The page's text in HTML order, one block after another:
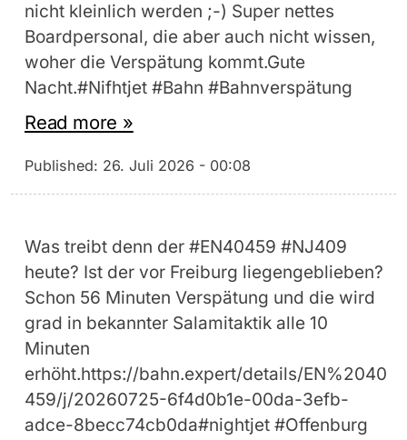
nicht kleinlich werden ;-) Super nettes
Boardpersonal, die aber auch nicht wissen,
woher die Verspätung kommt.Gute
Nacht.#Nifhtjet #Bahn #Bahnverspätung
Read more »
Published: 26. Juli 2026 - 00:08
Was treibt denn der #EN40459 #NJ409
heute? Ist der vor Freiburg liegengeblieben?
Schon 56 Minuten Verspätung und die wird
grad in bekannter Salamitaktik alle 10
Minuten
erhöht.https://bahn.expert/details/EN%2040
459/j/20260725-6f4d0b1e-00da-3efb-
adce-8becc74cb0da#nightjet #Offenburg